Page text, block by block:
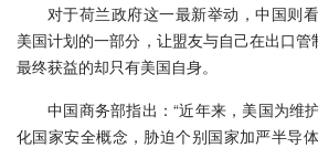
对于荷兰政府这一最新举动，中国
美国计划的一部分，让盟友与自己在出口管
最终获益的却只有美国自身。
中国商务部指出：“近年来，美国为维
化国家安全概念，胁迫个别国家加严半导